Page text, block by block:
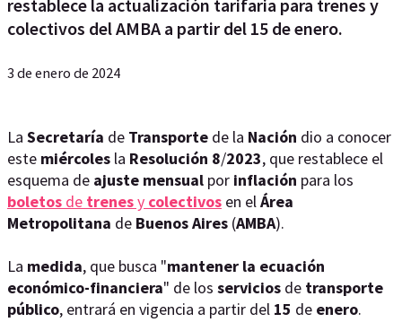
restablece la actualización tarifaria para trenes y
colectivos del AMBA a partir del 15 de enero.
3 de enero de 2024
La Secretaría de Transporte de la Nación dio a conocer
este miércoles la Resolución 8/2023, que restablece el
esquema de ajuste mensual por inflación para los
boletos de trenesy colectivos en elÁrea
Metropolitana de BuenosAires (AMBA).
La medida, que busca "mantener la ecuación
económico-financiera" de los servicios de transporte
público, entrará en vigencia a partir del 15 de enero.